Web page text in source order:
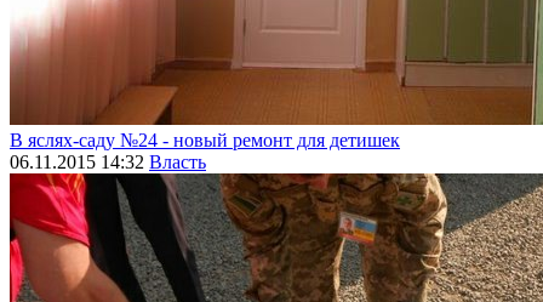
В яслях-саду №24 - новый ремонт для детишек
06.11.2015 14:32 Власть